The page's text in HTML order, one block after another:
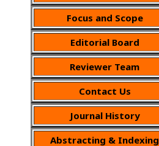
Focus and Scope
Editorial Board
Reviewer Team
Contact Us
Journal History
Abstracting & Indexing